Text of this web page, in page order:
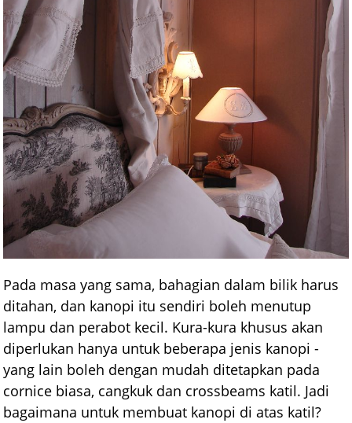
Pada masa yang sama, bahagian dalam bilik harus
ditahan, dan kanopi itu sendiri boleh menutup
lampu dan perabot kecil. Kura-kura khusus akan
diperlukan hanya untuk beberapa jenis kanopi -
yang lain boleh dengan mudah ditetapkan pada
cornice biasa, cangkuk dan crossbeams katil. Jadi
bagaimana untuk membuat kanopi di atas katil?